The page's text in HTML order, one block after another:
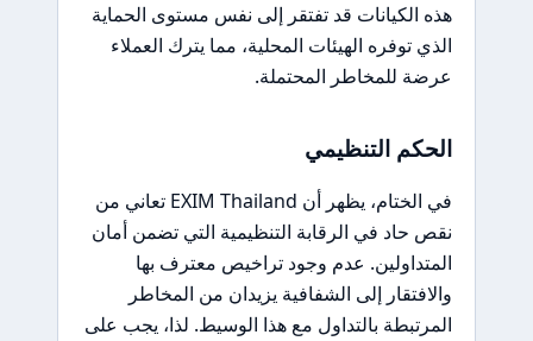
هذه الكيانات قد تفتقر إلى نفس مستوى الحماية
الذي توفره الهيئات المحلية، مما يترك العملاء
عرضة للمخاطر المحتملة.
الحكم التنظيمي
في الختام، يظهر أن EXIM Thailand تعاني من
نقص حاد في الرقابة التنظيمية التي تضمن أمان
المتداولين. عدم وجود تراخيص معترف بها
والافتقار إلى الشفافية يزيدان من المخاطر
المرتبطة بالتداول مع هذا الوسيط. لذا، يجب على